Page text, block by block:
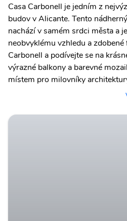
Casa Carbonell je jedním z
budov v Alicante. Tento
nachází v samém srdci města a
neobvyklému vzhledu a
Carbonell a podívejte se na
výrazné balkony a barevné
místem pro milovníky